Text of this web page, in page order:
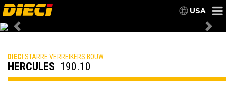
USA
Previous
DIECI STARRE VERREIKERS BOUW
HERCULES 190.10